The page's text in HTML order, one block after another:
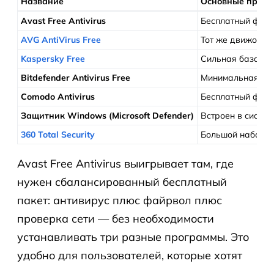
Avast Free Antivirus
Бесплатный
AVG AntiVirus Free
Тот же движок
Kaspersky Free
Сильная база
Bitdefender Antivirus Free
Минимальная
Comodo Antivirus
Бесплатный
Защитник Windows (Microsoft Defender)
Встроен в
360 Total Security
Большой набор
Avast Free Antivirus выигрывает там, где
нужен сбалансированный бесплатный
пакет: антивирус плюс файрвол плюс
проверка сети — без необходимости
устанавливать три разные программы. Это
удобно для пользователей, которые хотят